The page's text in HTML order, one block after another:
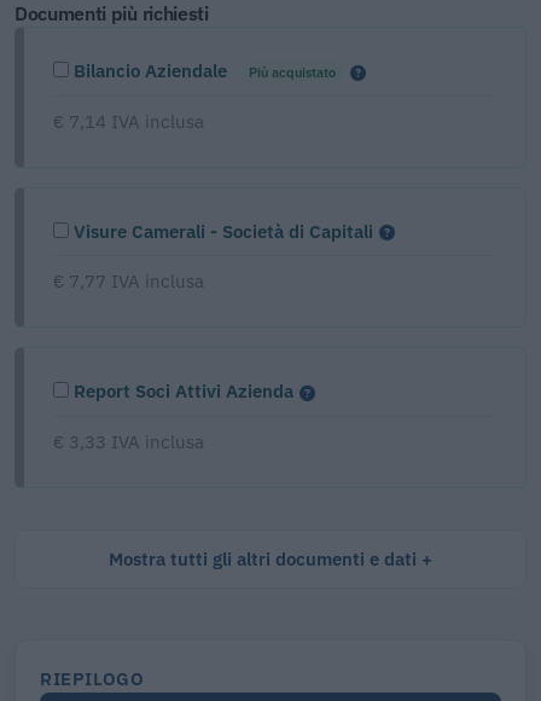
Documenti più richiesti
Bilancio Aziendale Più acquistato
€ 7,14 IVA inclusa
Visure Camerali - Società di Capitali
€ 7,77 IVA inclusa
Report Soci Attivi Azienda
€ 3,33 IVA inclusa
Mostra tutti gli altri documenti e dati
RIEPILOGO